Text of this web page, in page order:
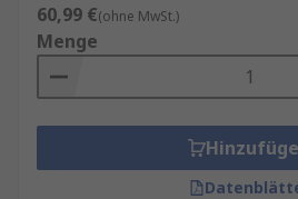
60,99 €(ohne MwSt.)
Menge